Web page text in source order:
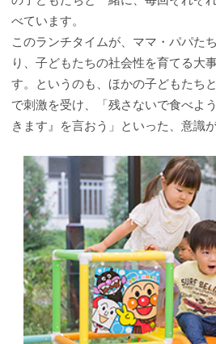
べています。
このランチタイムが、ママ・パパた
り、子どもたちの社会性を育てる大
す。というのも、ほかの子どもたち
で刺激を受け、「残さないで食べよ
きます』を言おう」といった、意識